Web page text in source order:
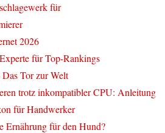
für
2026
für Top-Rankings
Tor zur Welt
trotz inkompatibler CPU: Anleitung
für Handwerker
Ernährung für den Hund?